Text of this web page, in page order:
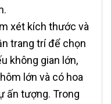
xét kích thước và
trang trí để chọn
không gian lớn,
lớn và có hoa
ấn tượng. Trong